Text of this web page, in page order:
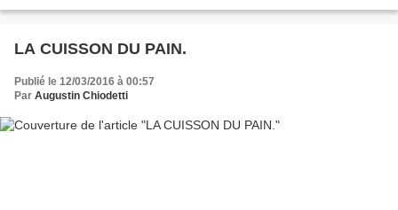
LA CUISSON DU PAIN.
Publié le 12/03/2016 à 00:57
Par Augustin Chiodetti